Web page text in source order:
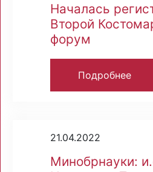
Началась
Второй
форум
Подробнее
21.04.2022
Минобрнауки: